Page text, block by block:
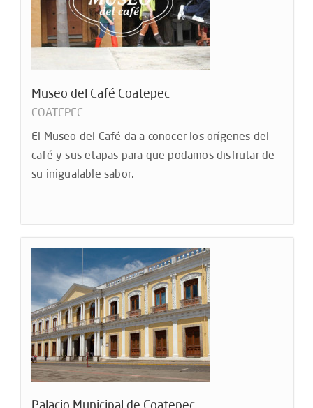
Museo del Café Coatepec
COATEPEC
El Museo del Café da a conocer los orígenes del
café y sus etapas para que podamos disfrutar de
su inigualable sabor.